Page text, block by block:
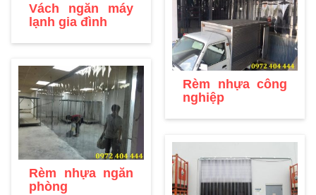
Vách ngăn máy
lạnh gia đình
Rèm nhựa công
nghiệp
Rèm nhựa ngăn
phòng